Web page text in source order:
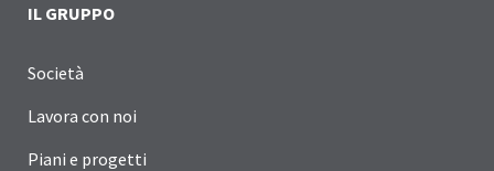
IL GRUPPO
Società
Lavora con noi
Piani e progetti